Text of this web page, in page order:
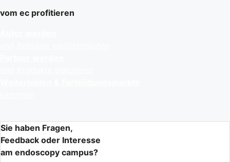
vom ec profitieren
Sie haben Fragen,
Feedback oder Interesse
am endoscopy campus?